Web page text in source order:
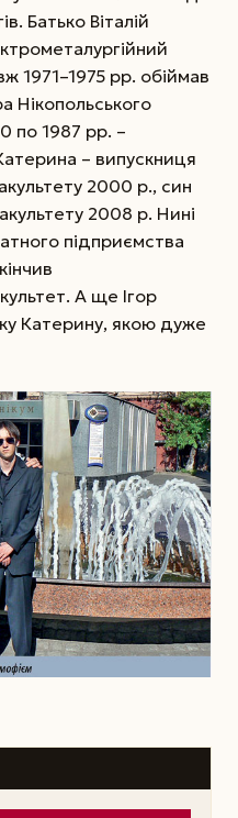
Батько Віталій
1971–1975 рр. обіймав
Нікопольського
по 1987 рр. –
– випуск­ниця
2000 р., син
2008 р. Нині
підприємства
А ще Ігор
Катерину, якою дуже